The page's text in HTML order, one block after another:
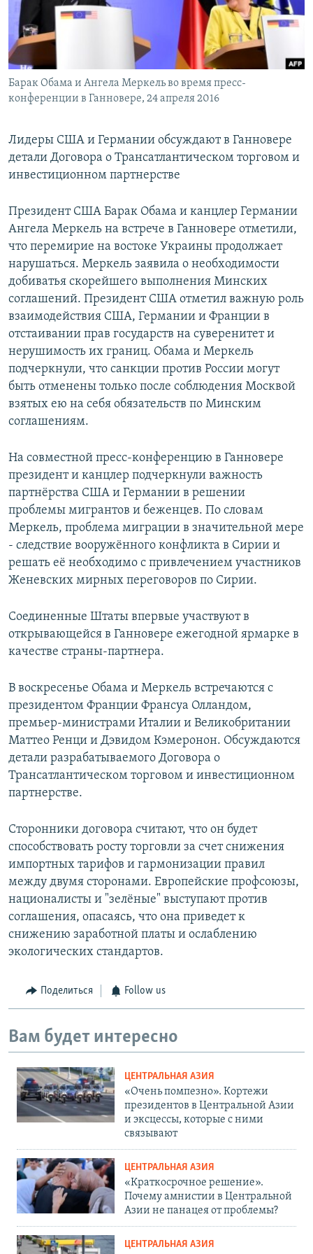
Барак Обама и Ангела Меркель во время пресс-
конференции в Ганновере, 24 апреля 2016
Лидеры США и Германии обсуждают в Ганновере
детали Договора о Трансатлантическом торговом и
инвестиционном партнерстве
Президент США Барак Обама и канцлер Германии
Ангела Меркель на встрече в Ганновере отметили,
что перемирие на востоке Украины продолжает
нарушаться. Меркель заявила о необходимости
добиватья скорейшего выполнения Минских
соглашений. Президент США отметил важную роль
взаимодействия США, Германии и Франции в
отстаивании прав государств на суверенитет и
нерушимость их границ. Обама и Меркель
подчеркнули, что санкции против России могут
быть отменены только после соблюдения Москвой
взятых ею на себя обязательств по Минским
соглашениям.
На совместной пресс-конференцию в Ганновере
президент и канцлер подчеркнули важность
партнёрства США и Германии в решении
проблемы мигрантов и беженцев. По словам
Меркель, проблема миграции в значительной мере
- следствие вооружённого конфликта в Сирии и
решать её необходимо с привлечением участников
Женевских мирных переговоров по Сирии.
Соединенные Штаты впервые участвуют в
открывающейся в Ганновере ежегодной ярмарке в
качестве страны-партнера.
В воскресенье Обама и Меркель встречаются с
президентом Франции Франсуа Олландом,
премьер-министрами Италии и Великобритании
Маттео Ренци и Дэвидом Кэмеронон. Обсуждаются
детали разрабатываемого Договора о
Трансатлантическом торговом и инвестиционном
партнерстве.
Сторонники договора считают, что он будет
способствовать росту торговли за счет снижения
импортных тарифов и гармонизации правил
между двумя сторонами. Европейские профсоюзы,
националисты и "зелёные" выступают против
соглашения, опасаясь, что она приведет к
снижению заработной платы и ослаблению
экологических стандартов.
Поделиться Follow us
Вам будет интересно
ЦЕНТРАЛЬНАЯ АЗИЯ
«Очень помпезно». Кортежи
президентов в Центральной Азии
и эксцессы, которые с ними
связывают
ЦЕНТРАЛЬНАЯ АЗИЯ
«Краткосрочное решение».
Почему амнистии в Центральной
Азии не панацея от проблемы?
ЦЕНТРАЛЬНАЯ АЗИЯ